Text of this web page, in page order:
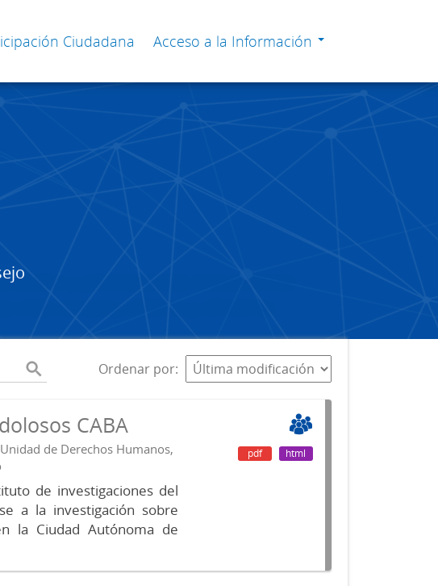
Ciudadana Acceso a la Información
Ordenar por
CABA
de Derechos Humanos,
de investigaciones del
a la investigación sobre
la Ciudad Autónoma de
pdf html